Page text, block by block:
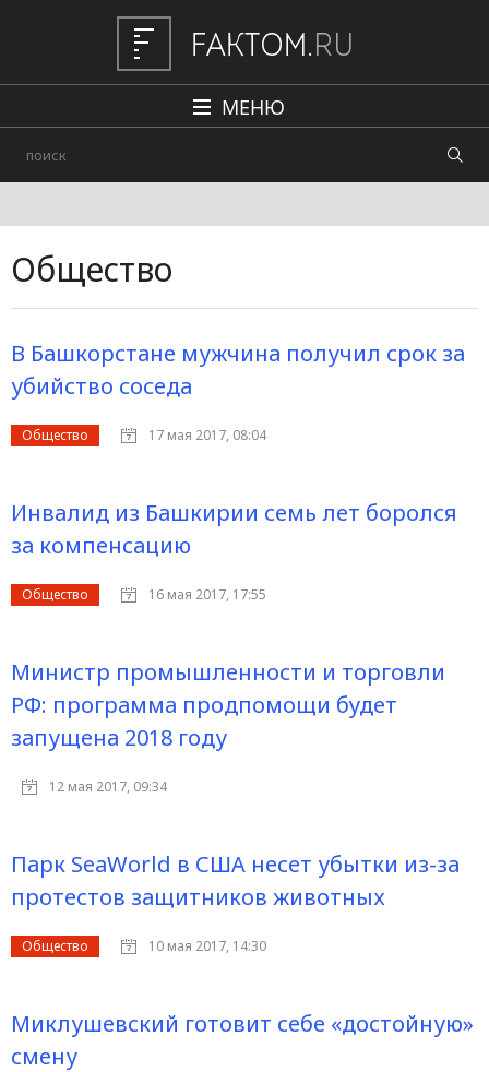
МЕНЮ
Редакция
Общество
В Башкорстане мужчина получил срок за
убийство соседа
Общество 17 мая 2017, 08:04
Инвалид из Башкирии семь лет боролся
за компенсацию
Общество 16 мая 2017, 17:55
Министр промышленности и торговли
РФ: программа продпомощи будет
запущена 2018 году
12 мая 2017, 09:34
Парк SeaWorld в США несет убытки из-за
протестов защитников животных
Общество 10 мая 2017, 14:30
Миклушевский готовит себе «достойную»
смену